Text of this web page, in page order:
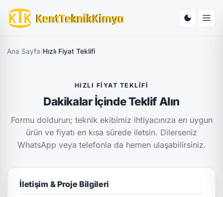
Ana Sayfa/Hızlı Fiyat Teklifi
HIZLI FIYAT TEKLIFI
Dakikalar İçinde Teklif Alın
Formu doldurun; teknik ekibimiz ihtiyacınıza en uygun
ürün ve fiyatı en kısa sürede iletsin. Dilerseniz
WhatsApp veya telefonla da hemen ulaşabilirsiniz.
İletişim & Proje Bilgileri